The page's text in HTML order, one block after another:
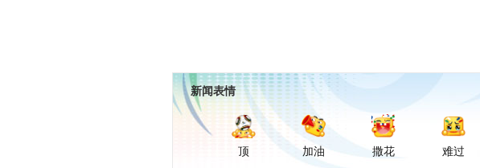
新闻表情
顶 加油 撒花 难过